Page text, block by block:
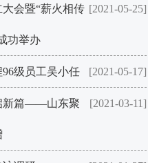
[2021-05-25]
会暨“薪火相传
功举办
[2021-05-17]
级员工吴小任
[2021-03-11]
新篇——山东聚